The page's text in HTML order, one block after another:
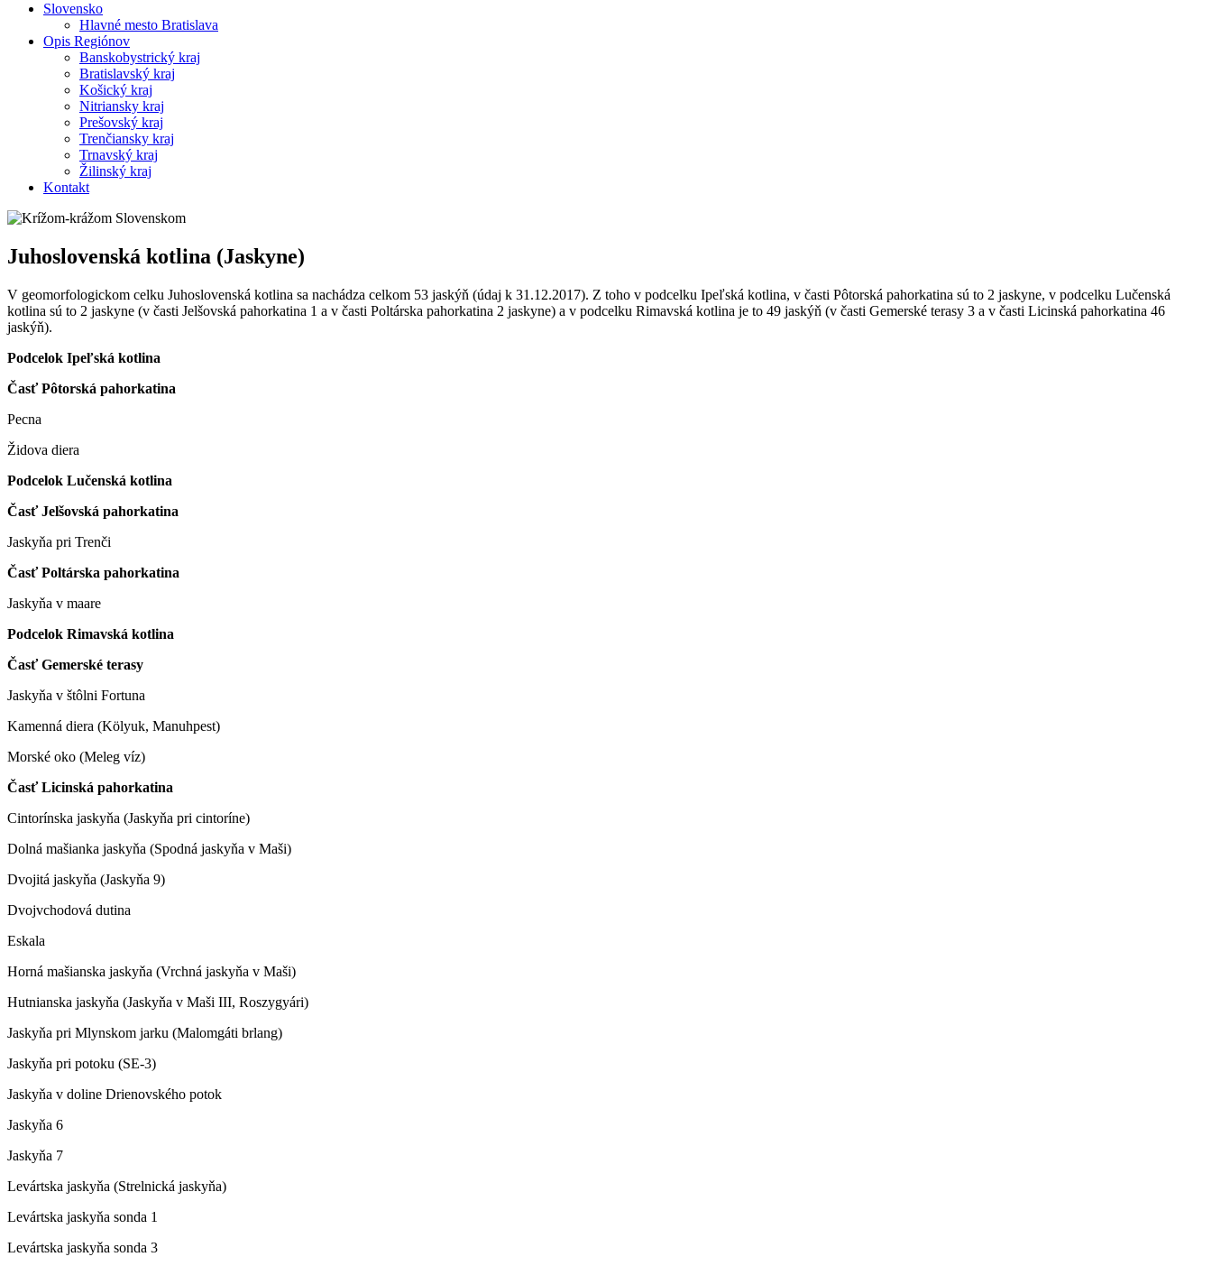
Slovensko
Hlavné mesto Bratislava
Opis Regiónov
Banskobystrický kraj
Bratislavský kraj
Košický kraj
Nitriansky kraj
Prešovský kraj
Trenčiansky kraj
Trnavský kraj
Žilinský kraj
Kontakt
Juhoslovenská kotlina (Jaskyne)
V geomorfologickom celku Juhoslovenská kotlina sa nachádza celkom 53 jaskýň (údaj k 31.12.2017). Z toho v podcelku Ipeľská kotlina, v časti Pôtorská pahorkatina sú to 2 jaskyne, v podcelku Lučenská
kotlina sú to 2 jaskyne (v časti Jelšovská pahorkatina 1 a v časti Poltárska pahorkatina 2 jaskyne) a v podcelku Rimavská kotlina je to 49 jaskýň (v časti Gemerské terasy 3 a v časti Licinská pahorkatina 46
jaskýň).
Podcelok Ipeľská kotlina
Časť Pôtorská pahorkatina
Pecna
Židova diera
Podcelok Lučenská kotlina
Časť Jelšovská pahorkatina
Jaskyňa pri Trenči
Časť Poltárska pahorkatina
Jaskyňa v maare
Podcelok Rimavská kotlina
Časť Gemerské terasy
Jaskyňa v štôlni Fortuna
Kamenná diera (Kölyuk, Manuhpest)
Morské oko (Meleg víz)
Časť Licinská pahorkatina
Cintorínska jaskyňa (Jaskyňa pri cintoríne)
Dolná mašianka jaskyňa (Spodná jaskyňa v Maši)
Dvojitá jaskyňa (Jaskyňa 9)
Dvojvchodová dutina
Eskala
Horná mašianska jaskyňa (Vrchná jaskyňa v Maši)
Hutnianska jaskyňa (Jaskyňa v Maši III, Roszygyári)
Jaskyňa pri Mlynskom jarku (Malomgáti brlang)
Jaskyňa pri potoku (SE-3)
Jaskyňa v doline Drienovského potok
Jaskyňa 6
Jaskyňa 7
Levártska jaskyňa (Strelnická jaskyňa)
Levártska jaskyňa sonda 1
Levártska jaskyňa sonda 3